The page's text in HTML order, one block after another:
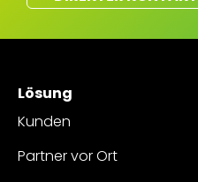
Lösung
Kunden
Partner vor Ort